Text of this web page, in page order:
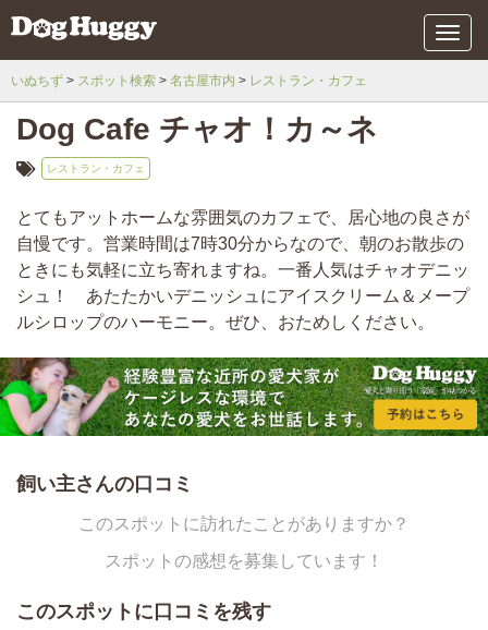
メ
ニ
いぬちず スポット検索 名古屋市内 レストラン・カフェ
Dog Cafe チャオ！カ～ネ
レストラン・カフェ
とてもアットホームな雰囲気のカフェで、居心地の良さが
自慢です。営業時間は7時30分からなので、朝のお散歩の
ときにも気軽に立ち寄れますね。一番人気はチャオデニッ
シュ！ あたたかいデニッシュにアイスクリーム＆メープ
ルシロップのハーモニー。ぜひ、おためしください。
飼い主さんの口コミ
このスポットに訪れたことがありますか？
スポットの感想を募集しています！
このスポットに口コミを残す